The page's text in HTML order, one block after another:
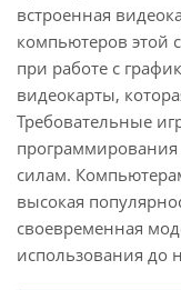
встроенная
компьютеров этой
при работе с
видеокарты,
Требовательные
программирования
силам.
высокая
своевременная
использования до